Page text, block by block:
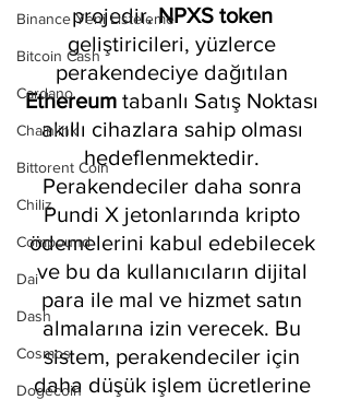
Binance Yeni Listeleme
Bitcoin Cash
Cardano
Chainlink
Bittorent Coin
Chiliz
Compound
Dai
Dash
Cosmos
Dogecoin
projedir. NPXS token
geliştiricileri, yüzlerce
perakendeciye dağıtılan
Ethereum tabanlı Satış Noktası
akıllı cihazlara sahip olması
hedeflenmektedir.
Perakendeciler daha sonra
Pundi X jetonlarında kripto
ödemelerini kabul edebilecek
ve bu da kullanıcıların dijital
para ile mal ve hizmet satın
almalarına izin verecek. Bu
sistem, perakendeciler için
daha düşük işlem ücretlerine